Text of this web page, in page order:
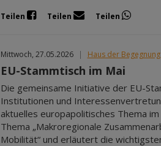
Teilen Teilen Teilen
Mittwoch, 27.05.2026 | Haus der Begegnung
EU-Stammtisch im Mai
Die gemeinsame Initiative der EU-
Institutionen und
aktuelles europapolitisches Thema
Thema „Makroregionale
Mobilität“ und erläutert die